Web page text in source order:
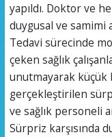
yapıldı. Doktor ve
duygusal ve samimi
Tedavi sürecinde
çeken sağlık
unutmayarak küçük
gerçekleştirilen
ve sağlık personeli
Sürpriz karşısında